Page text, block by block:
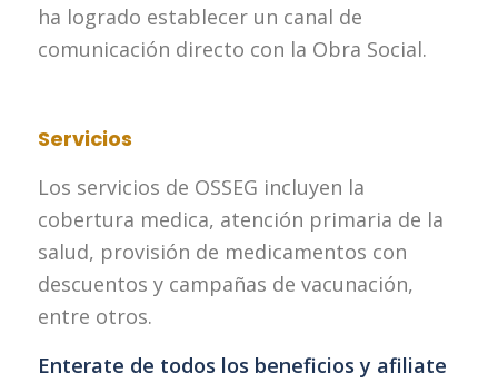
ha logrado establecer un canal de
comunicación directo con la Obra Social.
Servicios
Los servicios de OSSEG incluyen la
cobertura medica, atención primaria de la
salud, provisión de medicamentos con
descuentos y campañas de vacunación,
entre otros.
Enterate de todos los beneficios y afiliate